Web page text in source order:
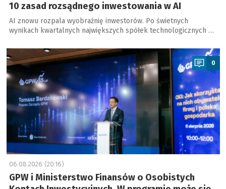
10 zasad rozsądnego inwestowania w AI
AI znowu rozpala wyobraźnię inwestorów. Po świetnych
wynikach kwartalnych największych spółek technologicznych …
a
0
06.08.2026 (20:16)
GPW i Ministerstwo Finansów o Osobistych